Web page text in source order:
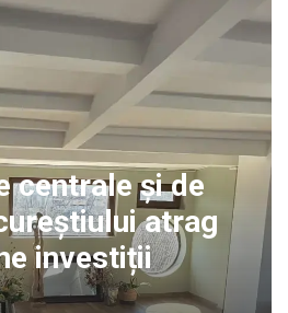
centrale și de
atrag
investiții